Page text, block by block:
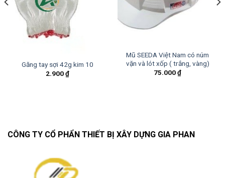
Găng tay sợi 42g kim 10
2.900₫
Mũ SEEDA Việt Nam có núm
vặn và lót xốp ( trắng, vàng)
75.000₫
CÔNG TY CỔ PHẨN THIẾT BỊ XÂY DỰNG GIA PHAN